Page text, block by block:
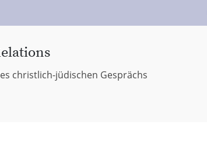
christlich-jüdischen Gesprächs